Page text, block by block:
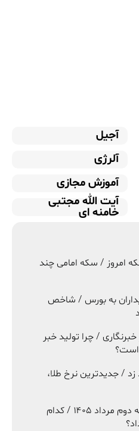
آجیل
آلرژی
آموزش مجازی
آیت الله مجتبی
خامنه ای
امروز / سکه امامی چند
به بورس / شاخص
/ چرا تولید خبر
زد / جدیدترین نرخ طلا،
بازدهی بازارها در هفته دوم مرداد ۱۴۰۵ / کدام